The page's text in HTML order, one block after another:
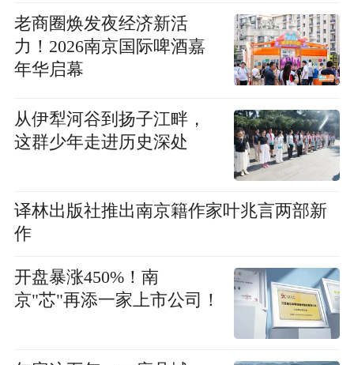
老商圈焕发夜经济新活
力！2026南京国际啤酒嘉
年华启幕
从伊犁河谷到扬子江畔，
这群少年走进历史深处
译林出版社推出南京籍作家叶兆言两部新
作
开盘暴涨450%！南
京"芯"再添一家上市公司！